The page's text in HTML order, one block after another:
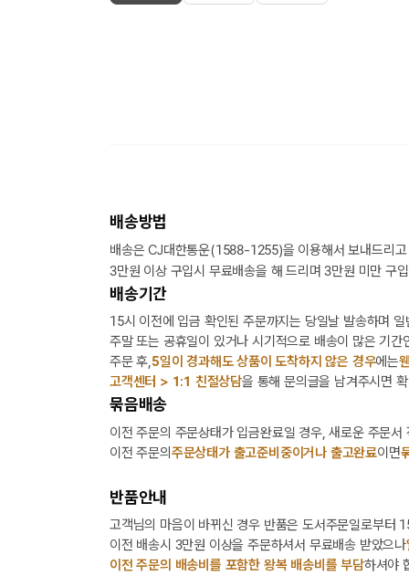
배송방법
배송은 CJ대한통운(1588-1255)을 이용해서 보내드리
3만원 이상 구입시 무료배송을 해 드리며 3만원 미만 구
배송기간
15시 이전에 입금 확인된 주문까지는 당일날 발송하며
주말 또는 공휴일이 있거나 시기적으로 배송이 많은 기
주문 후,5일이 경과해도 상품이 도착하지 않은 경우에는
고객센터 > 1:1 친절상담을 통해 문의글을 남겨주시면
묶음배송
이전 주문의 주문상태가 입금완료일 경우, 새로운 주문
이전 주문의 주문상태가 출고준비중이거나 출고완료이면
반품안내
고객님의 마음이 바뀌신 경우 반품은 도서주문일로부터
이전 배송시 3만원 이상을 주문하셔서 무료배송 받았으나
이전 주문의 배송비를 포함한 왕복 배송비를 부담하셔야